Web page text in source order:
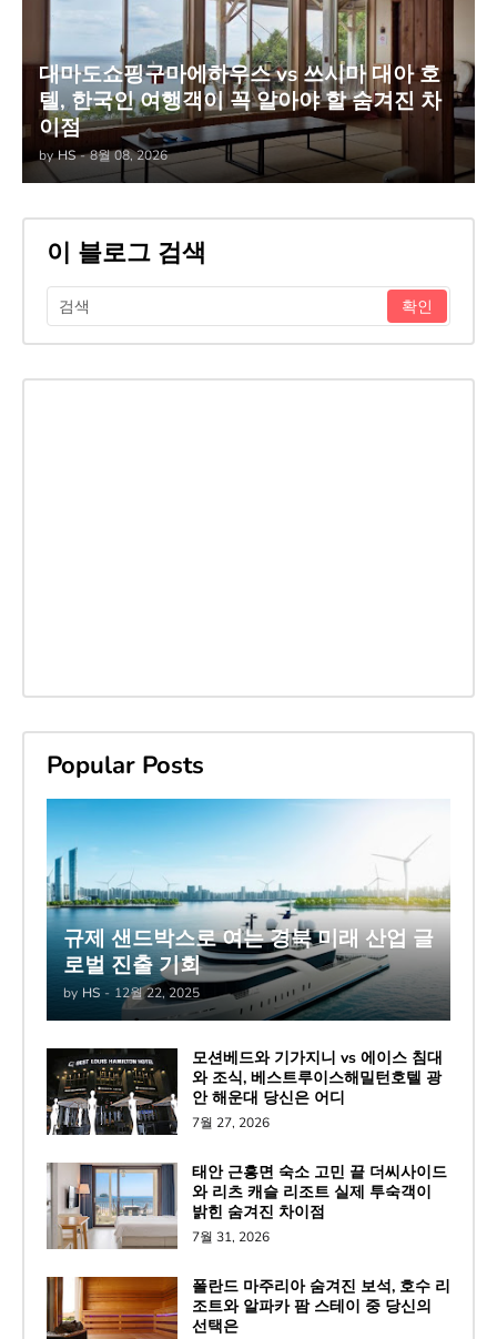
대마도쇼핑구마에하우스 vs 쓰시마 대아 호
텔, 한국인 여행객이 꼭 알아야 할 숨겨진 차
이점
by HS - 8월 08, 2026
이 블로그 검색
Popular Posts
규제 샌드박스로 여는 경북 미래 산업 글
로벌 진출 기회
by HS - 12월 22, 2025
모션베드와 기가지니 vs 에이스 침대
와 조식, 베스트루이스해밀턴호텔 광
안 해운대 당신은 어디
7월 27, 2026
태안 근흥면 숙소 고민 끝 더씨사이드
와 리츠 캐슬 리조트 실제 투숙객이
밝힌 숨겨진 차이점
7월 31, 2026
폴란드 마주리아 숨겨진 보석, 호수 리
조트와 알파카 팜 스테이 중 당신의
선택은